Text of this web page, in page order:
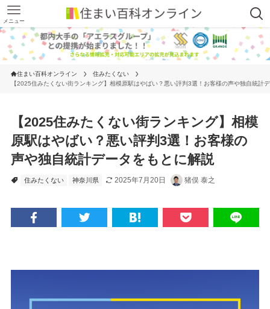
メニュー
住まい百科オンライン
住みたくない
【2025住みたくない街ランキング】相模原駅はやばい？悪い評判3選！お客様の声や独自統計
【2025住みたくない街ランキング】相模
原駅はやばい？悪い評判3選！お客様の
声や独自統計データをもとに解説
住みたくない 神奈川県 2025年7月20日 猪俣 泰之